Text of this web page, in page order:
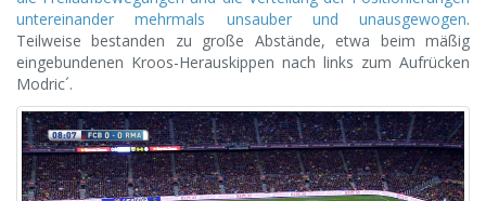
untereinander mehrmals unsauber und unausgewogen.
Teilweise bestanden zu große Abstände, etwa beim mäßig
eingebundenen Kroos-Herauskippen nach links zum Aufrücken
Modric´.